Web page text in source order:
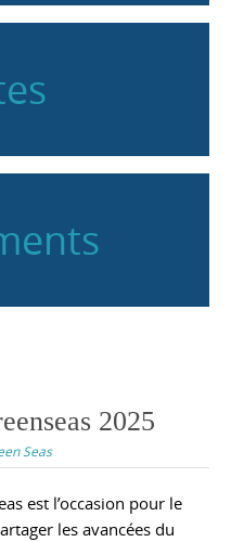
2025
Seas
est l’occasion pour le
les avancées du